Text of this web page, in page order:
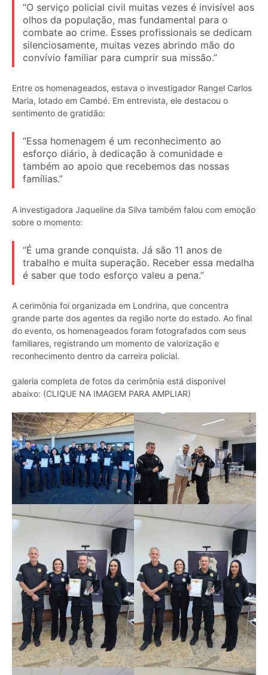
“O serviço policial civil muitas vezes é invisível aos
olhos da população, mas fundamental para o
combate ao crime. Esses profissionais se dedicam
silenciosamente, muitas vezes abrindo mão do
convívio familiar para cumprir sua missão.”
Entre os homenageados, estava o investigador Rangel Carlos
Maria, lotado em Cambé. Em entrevista, ele destacou o
sentimento de gratidão:
“Essa homenagem é um reconhecimento ao
esforço diário, à dedicação à comunidade e
também ao apoio que recebemos das nossas
famílias.”
A investigadora Jaqueline da Silva também falou com emoção
sobre o momento:
“É uma grande conquista. Já são 11 anos de
trabalho e muita superação. Receber essa medalha
é saber que todo esforço valeu a pena.”
A cerimônia foi organizada em Londrina, que concentra
grande parte dos agentes da região norte do estado. Ao final
do evento, os homenageados foram fotografados com seus
familiares, registrando um momento de valorização e
reconhecimento dentro da carreira policial.
galeria completa de fotos da cerimônia está disponível
abaixo: (CLIQUE NA IMAGEM PARA AMPLIAR)